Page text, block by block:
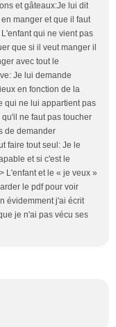
et gâteaux:Je lui dit
manger et que il faut
qui ne vient pas
que si il veut manger il
avec tout le
Je lui demande
en fonction de la
qui ne lui appartient pas
ne faut pas toucher
de demander
faire tout seul: Je le
et si c'est le
L'enfant et le « je veux »
le pdf pour voir
évidemment j'ai écrit
je n'ai pas vécu ses